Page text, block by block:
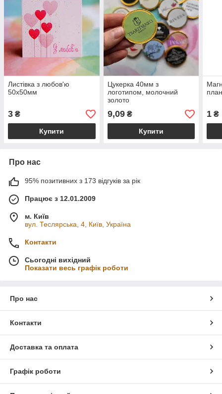
Листівка з любов'ю
50х50мм
3 ₴
Купити
Цукерка 40мм з
логотипом, молочний
золото
9,09₴
Купити
1 ₴
Про нас
95% позитивних з 173 відгуків за рік
Працює з 12.01.2009
м. Київ
вул. Теслярська, 4, Київ, Україна
Контакти
Сьогодні вихідний
Показати весь графік роботи
Про нас
Контакти
Доставка та оплата
Графік роботи